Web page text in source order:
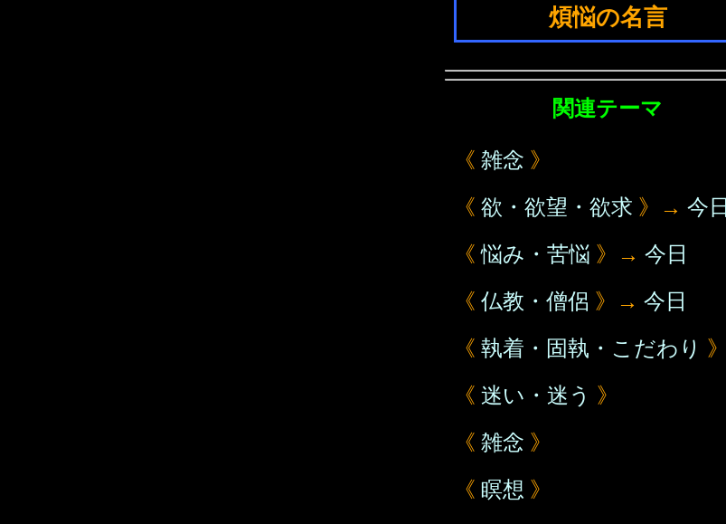
煩悩の名言
関連テーマ
《 雑念 》
《 欲・欲望・欲求 》→ 今日
《悩み・苦悩 》→ 今日
《 仏教・僧侶 》→ 今日
《 執着・固執・こだわり 》
《 迷い・迷う 》
《 雑念 》
《 瞑想 》